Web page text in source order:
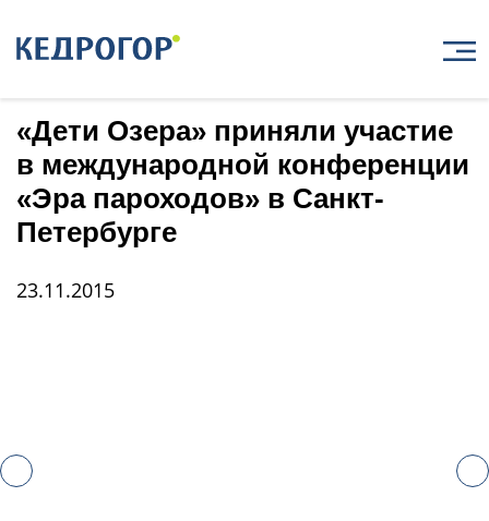
Главная Новости
«Дети Озера» приняли участие в международной конференции «Эра пароходов» в
«Дети Озера» приняли участие
в международной конференции
«Эра пароходов» в Санкт-
Петербурге
23.11.2015